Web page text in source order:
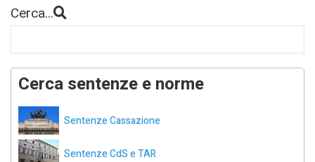
Cerca...
Cerca sentenze e norme
Sentenze Cassazione
Sentenze CdS e TAR